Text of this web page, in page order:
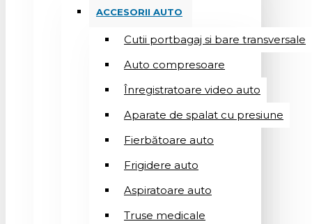
ACCESORII AUTO
Cutii portbagaj si bare transversale
Auto compresoare
Înregistratoare video auto
Aparate de spalat cu presiune
Fierbătoare auto
Frigidere auto
Aspiratoare auto
Truse medicale